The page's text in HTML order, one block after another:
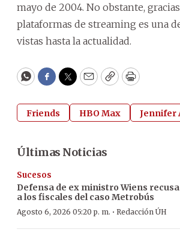
mayo de 2004. No obstante,
plataformas de streaming es una
vistas hasta la actualidad.
WhatsApp
Facebook
Twitter
EmailCopyPrint
Friends HBO Max Jennifer
Últimas Noticias
Sucesos
Defensa de ex ministro Wiens recusa
a los fiscales del caso Metrobús
Agosto 6, 2026 05:20 p. m. · Redacción ÚH